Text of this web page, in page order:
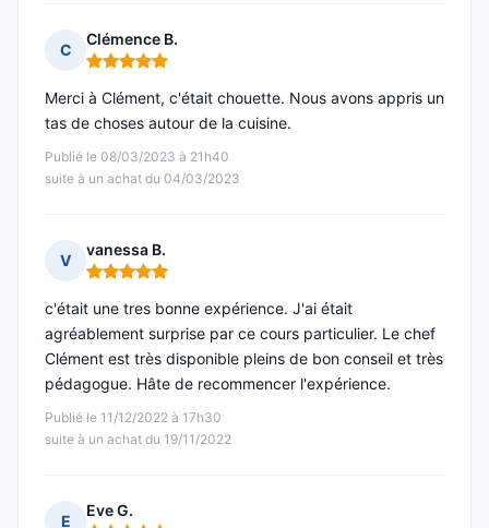
C
Clémence B.
Note : 5 sur 5
Publié le 08/03/2023 à 21h40
suite à un achat du 04/03/2023
Merci à Clément, c'était chouette. Nous avons appris un
tas de choses autour de la cuisine.
V
vanessa B.
Note : 5 sur 5
Publié le 11/12/2022 à 17h30
suite à un achat du 19/11/2022
c'était une tres bonne expérience. J'ai était
agréablement surprise par ce cours particulier. Le chef
Clément est très disponible pleins de bon conseil et très
pédagogue. Hâte de recommencer l'expérience.
E
Eve G.